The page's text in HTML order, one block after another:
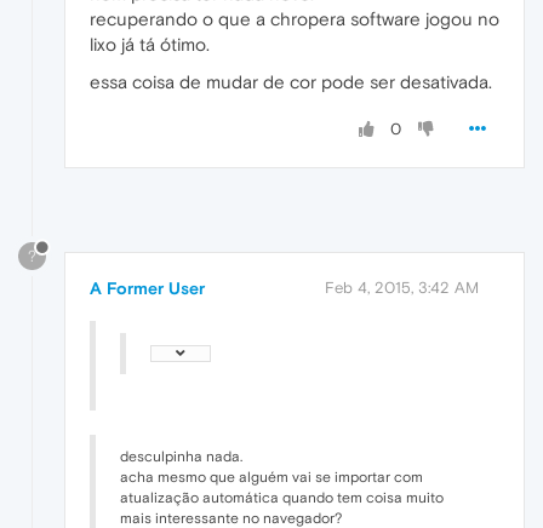
recuperando o que a chropera software jogou no
lixo já tá ótimo.
essa coisa de mudar de cor pode ser desativada.
0
?
A Former User Feb 4, 2015, 3:42 AM
desculpinha nada.
acha mesmo que alguém vai se importar com
atualização automática quando tem coisa muito
mais interessante no navegador?